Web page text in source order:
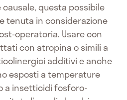
questa possibile
tenuta in considerazione
operatoria. Usare con
con atropina o simili a
additivi e anche
esposti a temperature
a insetticidi fosforo-